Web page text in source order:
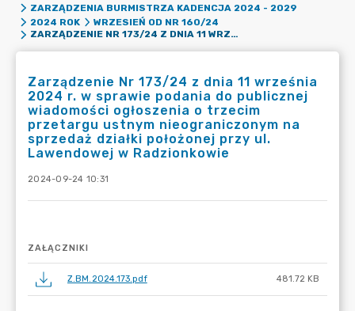
ZARZĄDZENIA BURMISTRZA KADENCJA 2024 - 2029
2024 ROK
WRZESIEŃ OD NR 160/24
ZARZĄDZENIE NR 173/24 Z DNIA 11 WRZEŚNIA 2024 R. W SPRAWIE PODANIA DO PUBLICZNEJ WIADOMOŚCI OGŁOSZENIA O TRZECIM PRZETARGU USTNYM NIEOGRANICZONYM NA SPRZEDAŻ DZIAŁKI POŁOŻONEJ PRZY UL. LAWENDOWEJ W RADZIONKOWIE
Zarządzenie Nr 173/24 z dnia 11 września
2024 r. w sprawie podania do publicznej
wiadomości ogłoszenia o trzecim
przetargu ustnym nieograniczonym na
sprzedaż działki położonej przy ul.
Lawendowej w Radzionkowie
2024-09-24 10:31
ZAŁĄCZNIKI
Z.BM.2024.173.pdf 481.72 KB